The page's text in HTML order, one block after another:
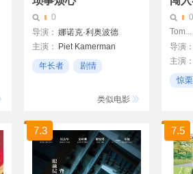
0
导演： 娜诺克·利奥波德
主演：
Piet Kamerman
简·德克莱尔
年长者
剧情
类似电影
0
Tom...
导演
主演
肯·德
惊栗
7.3 7.5